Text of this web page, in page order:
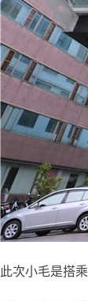
此次小毛是搭乘